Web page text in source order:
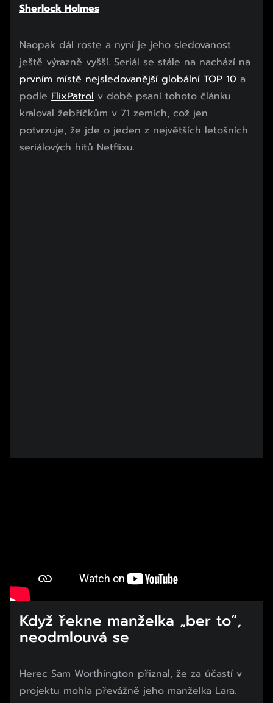
Sherlock Holmes
Začátek reklamy
Konec reklamy
Naopak dál roste a nyní je jeho sledovanost
ještě výrazně vyšší. Seriál se stále na nachází na
prvním místě nejsledovanější globální TOP 10 a
podle FlixPatrol v době psaní tohoto článku
kraloval žebříčkům v 71 zemích, což jen
potvrzuje, že jde o jeden z největších letošních
seriálových hitů Netflixu.
Když řekne manželka „ber to“,
neodmlouvá se
Herec Sam Worthington přiznal, že za účastí v
projektu mohla převážně jeho manželka Lara.